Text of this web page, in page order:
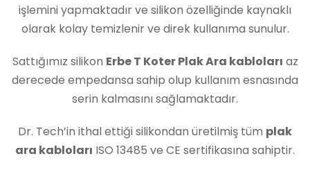
işlemini yapmaktadır ve silikon özelliğinde kaynaklı
olarak kolay temizlenir ve direk kullanıma sunulur.
Sattığımız silikon Erbe T Koter Plak Ara kabloları az
derecede empedansa sahip olup kullanım esnasında
serin kalmasını sağlamaktadır.
Dr. Tech’in ithal ettiği silikondan üretilmiş tüm plak
ara kabloları ISO 13485 ve CE sertifikasına sahiptir.